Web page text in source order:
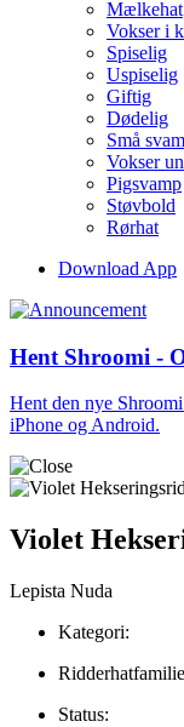
Mælkehat
Vokser i
Spiselig
Uspiselig
Giftig
Dødelig
Små
Vokser
Pigsvamp
Støvbold
Rørhat
Download App
Hent Shroomi -
Hent den nye
iPhone og Android.
Violet
Lepista Nuda
Kategori:
Status: